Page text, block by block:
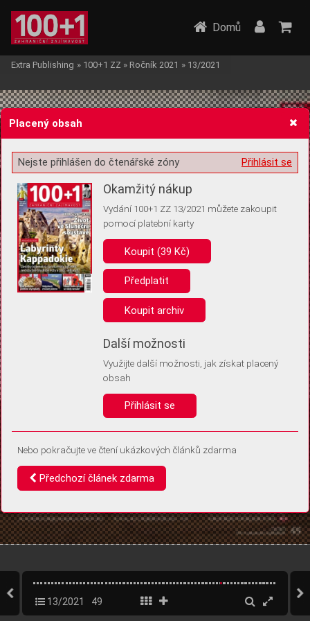
Žádost o souhlas s ukládáním volitelných informací
Pro základní fungování webu nepotřebujeme ukládat žádné informace
(tzv. cookies apod.). Rádi bychom vás ale požádali o souhlas s
uložením volitelných informací:
Anonymní unikátní ID
Díky němu příště poznáme, že se jedná o stejné zařízení, a
Identifikátor je zcela anonymní.
Vaše souhlasy a odmítnutí si ukládáme do vašeho zařízení, abychom se
vás už příště znovu neptali. Můžete je kdykoli později upravit ve Správě
Domů
Extra Publishing » 100+1 ZZ » Ročník 2021 » 13/2021
13/2021 49
Placený obsah
Přihlásit se
Nejste přihlášen do čtenářské zóny
Okamžitý nákup
Vydání 100+1 ZZ 13/2021 můžete zakoupit
pomocí platební karty
Koupit (39 Kč)
Předplatit
Koupit archiv
Další možnosti
Využijte další možnosti, jak získat placený
obsah
Přihlásit se
Nebo pokračujte ve čtení ukázkových článků zdarma
Předchozí článek zdarma